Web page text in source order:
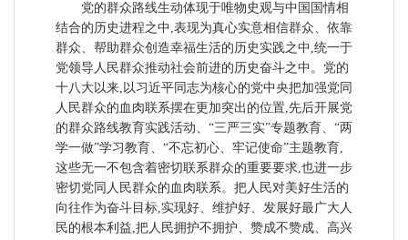
党的群众路线生动体现于唯物史观与中国国情相
结合的历史进程之中,表现为真心实意相信群众、依靠
群众、帮助群众创造幸福生活的历史实践之中,统一于
党领导人民群众推动社会前进的历史奋斗之中。党的
十八大以来,以习近平同志为核心的党中央把加强党同
人民群众的血肉联系摆在更加突出的位置,先后开展党
的群众路线教育实践活动、“三严三实”专题教育、“两
学一做”学习教育、“不忘初心、牢记使命”主题教育,
这些无一不包含着密切联系群众的重要要求,也进一步
密切党同人民群众的血肉联系。把人民对美好生活的
向往作为奋斗目标,实现好、维护好、发展好最广大人
民的根本利益,把人民拥护不拥护、赞成不赞成、高兴